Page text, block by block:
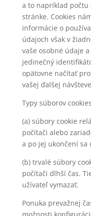
a to napríklad počtu
stránke. Cookies
informácie o
údajoch však v
vaše osobné údaje
jedinečný
opätovne načítať
vašej ďalšej
Typy súborov
(a) súbory cookie
počítači alebo
a po jej ukončení sa
(b) trvalé súbory
počítači dlhší čas.
užívateľ vymazať.
Ponuka prevažnej